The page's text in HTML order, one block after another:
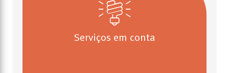
Serviços em conta